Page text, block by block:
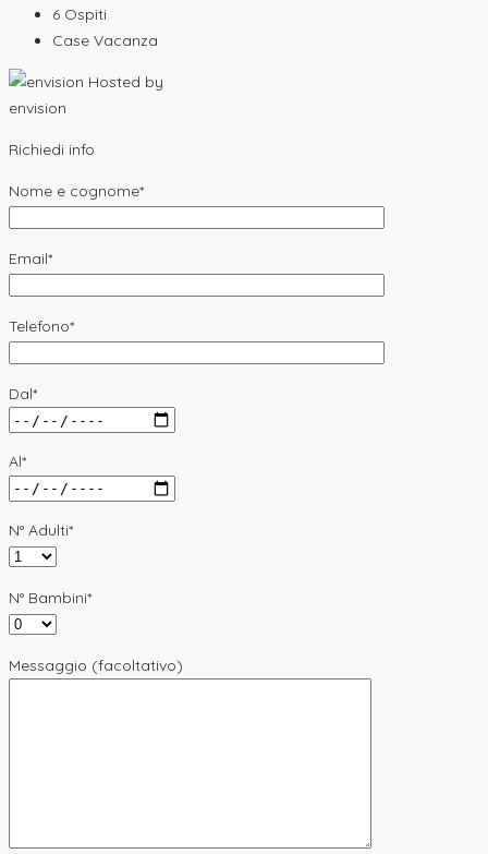
6 Ospiti
Case Vacanza
Hosted by
envision
Richiedi info
Nome e cognome*
Email*
Telefono*
Dal*
Al*
N° Adulti*
N° Bambini*
Messaggio (facoltativo)